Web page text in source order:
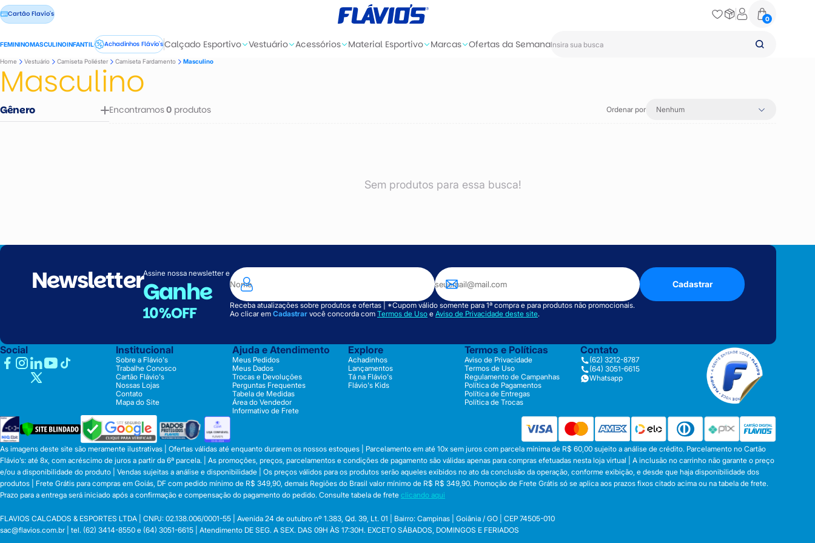
Cartão Flavio's
0
FEMININOMASCULINOINFANTIL Achadinhos Flávio'sCalçado Esportivo Vestuário Acessórios Material Esportivo Marcas Ofertas da Semana
Home Vestuário Camiseta Poliéster Camiseta Fardamento Masculino
Masculino
Gênero Encontramos 0 produtos Ordenar por Nenhum
Sem produtos para essa busca!
NewsletterAssine nossa newsletter e
Ganhe
10%OFF
Cadastrar
Receba atualizações sobre produtos e ofertas | *Cupom válido somente para 1ª compra e para produtos não promocionais.
Ao clicar em Cadastrar você concorda com Termos de Uso e Aviso de Privacidade deste site.
Social Institucional
Sobre a Flávio's
Trabalhe Conosco
Cartão Flávio's
Nossas Lojas
Contato
Mapa do Site
Ajuda e Atendimento
Meus Pedidos
Meus Dados
Trocas e Devoluções
Perguntas Frequentes
Tabela de Medidas
Área do Vendedor
Informativo de Frete
Explore
Achadinhos
Lançamentos
Tá na Flávio's
Flávio's Kids
Termos e Políticas
Aviso de Privacidade
Termos de Uso
Regulamento de Campanhas
Política de Pagamentos
Política de Entregas
Política de Trocas
Contato
(62) 3212-8787
(64) 3051-6615
Whatsapp
As imagens deste site são meramente ilustrativas | Ofertas válidas até enquanto durarem os nossos estoques | Parcelamento em até 10x sem juros com parcela mínima de R$ 60,00 sujeito a análise de crédito. Parcelamento no Cartão
Flávio’s: até 8x, com acréscimo de juros a partir da 6ª parcela. | As promoções, preços, parcelamentos e condições de pagamento são válidas apenas para compras efetuadas nesta loja virtual | A inclusão no carrinho não garante o preço
e/ou a disponibilidade do produto | Vendas sujeitas a análise e disponibilidade | Os preços válidos para os produtos serão aqueles exibidos no ato da conclusão da operação, conforme exibição, e desde que haja disponibilidade dos
produtos | Frete Grátis para compras em Goiás, DF com pedido mínimo de R$ 349,90, demais Regiões do Brasil valor mínimo de R$ R$ 349,90. Promoção de Frete Grátis só se aplica aos prazos fixos citado acima ou na tabela de frete.
Prazo para a entrega será iniciado após a confirmação e compensação do pagamento do pedido. Consulte tabela de frete clicando aqui
FLAVIOS CALCADOS & ESPORTES LTDA | CNPJ: 02.138.006/0001-55 | Avenida 24 de outubro nº 1.383, Qd. 39, Lt. 01 | Bairro: Campinas | Goiânia / GO | CEP 74505-010
sac@flavios.com.br | tel. (62) 3414-8550 e (64) 3051-6615 | Atendimento DE SEG. A SEX. DAS 09H ÀS 17:30H. EXCETO SÁBADOS, DOMINGOS E FERIADOS